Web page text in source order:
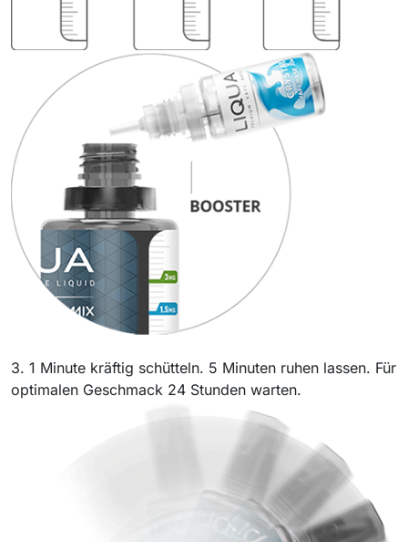
3. 1 Minute kräftig schütteln. 5 Minuten ruhen lassen. Für
optimalen Geschmack 24 Stunden warten.